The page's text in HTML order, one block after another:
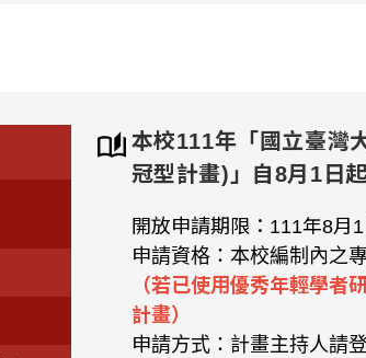
本校111年「國立臺灣
冠型計畫)」自8月1日
開放申請期限：111年8月
申請資格：本校編制內之
（若已使用優秀年輕學者
計畫）
申請方式：計畫主持人請